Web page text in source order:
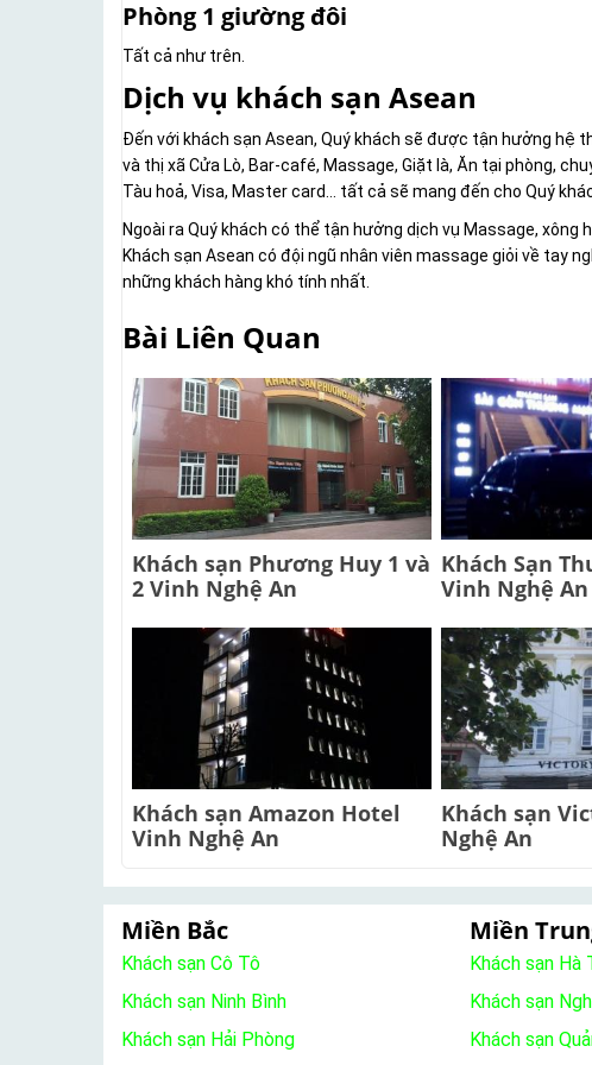
Phòng 1 giường đôi
Tất cả như trên.
Dịch vụ khách sạn Asean
Đến với khách sạn Asean, Quý khách sẽ được tận hưởng hệ
và thị xã Cửa Lò, Bar-café, Massage, Giặt là, Ăn tại phòng,
Tàu hoả, Visa, Master card… tất cả sẽ mang đến cho Quý
Ngoài ra Quý khách có thể tận hưởng dịch vụ Massage,
Khách sạn Asean có đội ngũ nhân viên massage giỏi về tay
những khách hàng khó tính nhất.
Bài Liên Quan
Khách sạn Phương Huy 1 và
2 Vinh Nghệ An
Khách Sạn
Vinh Nghệ An
Khách sạn Amazon Hotel
Vinh Nghệ An
Khách sạn
Nghệ An
Miền Bắc
Khách sạn Cô Tô
Khách sạn Ninh Bình
Khách sạn Hải Phòng
Miền
Khách sạn Hà
Khách sạn
Khách sạn